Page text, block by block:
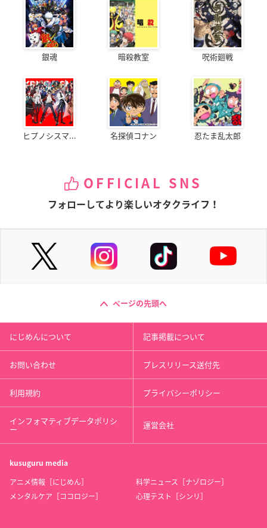
銀魂 暗殺教室 呪術廻戦
ヒプノシスマ... 名探偵コナン 忍たま乱太郎
OFFICIAL SNS
フォローしてより楽しいオタクライフ！
ページの先頭へ
にじめんについて 記事掲載について
お問い合わせ プレスリリース送付先
利用規約 プライバシーポリシー
インフォマティブデータポリシ
ー 運営会社
kusuguru media
アニメ情報［にじめん］
科学ニュース［ナゾロジー］
メンタルケア［ココロジー］
心理テスト［シンリ］